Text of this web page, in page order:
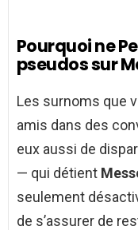
Pourquoi ne
pseudos sur
Les surnoms que
amis dans des
eux aussi de
— qui détient
seulement
de s’assurer de